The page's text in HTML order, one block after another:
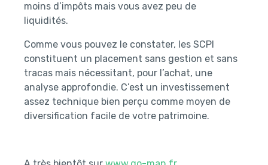
moins d’impôts mais vous avez peu de
liquidités.
Comme vous pouvez le constater, les SCPI
constituent un placement sans gestion et sans
tracas mais nécessitant, pour l’achat, une
analyse approfondie. C’est un investissement
assez technique bien perçu comme moyen de
diversification facile de votre patrimoine.